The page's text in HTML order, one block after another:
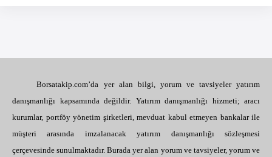
Borsatakip.com’da yer alan bilgi, yorum ve tavsiyeler yatırım
danışmanlığı kapsamında değildir. Yatırım danışmanlığı hizmeti; aracı
kurumlar, portföy yönetim şirketleri, mevduat kabul etmeyen bankalar ile
müşteri arasında imzalanacak yatırım danışmanlığı sözleşmesi
çerçevesinde sunulmaktadır. Burada yer alan yorum ve tavsiyeler, yorum ve